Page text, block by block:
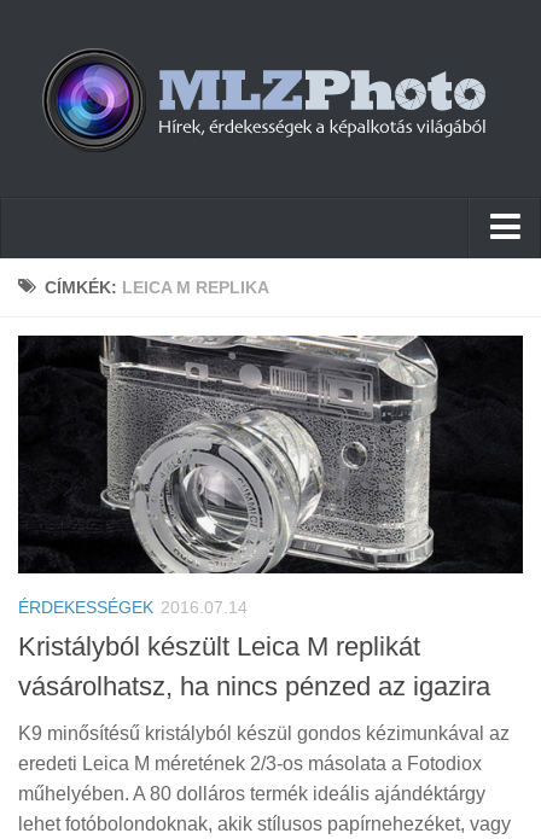
Hírek
Cikkek
Firmware
Tudástár
Tanácsok
Érdekességek
Helyszíni Riport
E-BB
CÍMKÉK: LEICA M REPLIKA
ÉRDEKESSÉGEK 2016.07.14
Kristályból készült Leica M replikát
vásárolhatsz, ha nincs pénzed az igazira
K9 minősítésű kristályból készül gondos kézimunkával az
eredeti Leica M méretének 2/3-os másolata a Fotodiox
műhelyében. A 80 dolláros termék ideális ajándéktárgy
lehet fotóbolondoknak, akik stílusos papírnehezéket, vagy